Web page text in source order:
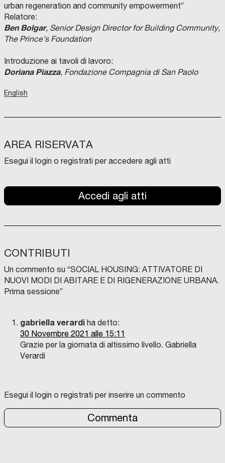
urban regeneration and community empowerment”
Relatore:
Ben Bolgar, Senior Design Director for Building Community,
The Prince’s Foundation
Introduzione ai tavoli di lavoro:
Doriana Piazza, Fondazione Compagnia di San Paolo
English
AREA RISERVATA
Esegui il login o registrati per accedere agli atti
Accedi agli atti
CONTRIBUTI
Un commento su “SOCIAL HOUSING: ATTIVATORE DI
NUOVI MODI DI ABITARE E DI RIGENERAZIONE URBANA.
Prima sessione”
gabriella verardi ha detto:
30 Novembre 2021 alle 15:11
Grazie per la giornata di altissimo livello. Gabriella
Verardi
Esegui il login o registrati per inserire un commento
Commenta